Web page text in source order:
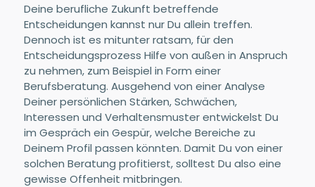
Deine berufliche Zukunft betreffende
Entscheidungen kannst nur Du allein treffen.
Dennoch ist es mitunter ratsam, für den
Entscheidungsprozess Hilfe von außen in Anspruch
zu nehmen, zum Beispiel in Form einer
Berufsberatung. Ausgehend von einer Analyse
Deiner persönlichen Stärken, Schwächen,
Interessen und Verhaltensmuster entwickelst Du
im Gespräch ein Gespür, welche Bereiche zu
Deinem Profil passen könnten. Damit Du von einer
solchen Beratung profitierst, solltest Du also eine
gewisse Offenheit mitbringen.